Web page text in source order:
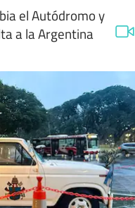
el Autódromo y
a la Argentina